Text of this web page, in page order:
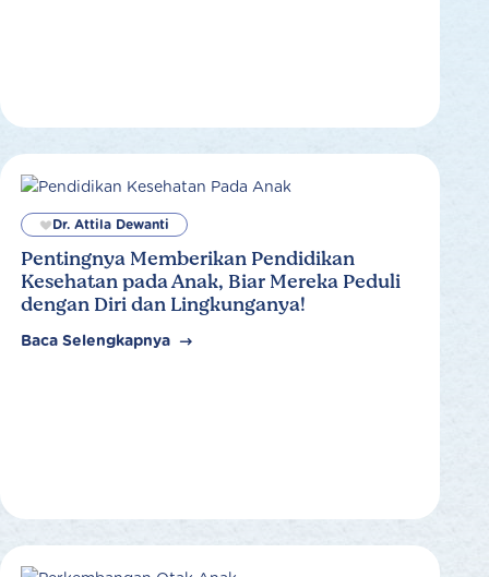
Dr. Attila Dewanti
Pentingnya Memberikan Pendidikan
Kesehatan pada Anak, Biar Mereka Peduli
dengan Diri dan Lingkunganya!
Baca Selengkapnya